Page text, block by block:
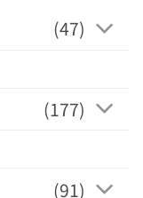
(47)
(177)
(91)